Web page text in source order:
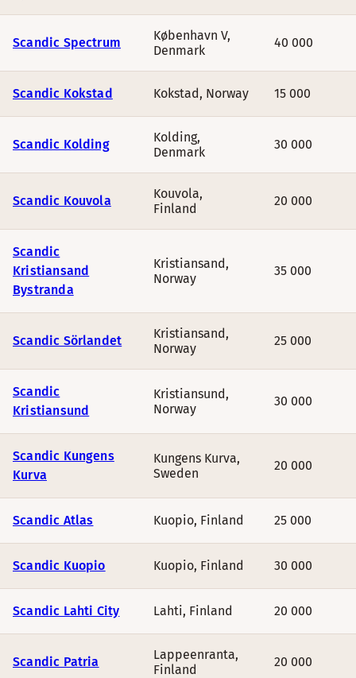
Scandic Spectrum København V,
Denmark
40 000
Scandic Kokstad Kokstad, Norway 15 000
Scandic Kolding Kolding,
Denmark
30 000
Scandic Kouvola Kouvola,
Finland
20 000
Scandic
Kristiansand
Bystranda
Kristiansand,
Norway
35 000
Scandic Sörlandet Kristiansand,
Norway
25 000
Scandic
Kristiansund
Kristiansund,
Norway
30 000
Scandic Kungens
Kurva
Kungens Kurva,
Sweden
20 000
Scandic Atlas Kuopio, Finland 25 000
Scandic Kuopio Kuopio, Finland 30 000
Scandic Lahti City Lahti, Finland 20 000
Scandic Patria Lappeenranta,
Finland
20 000